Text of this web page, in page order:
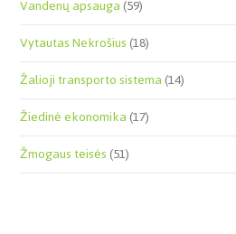
Vandenų apsauga(59)
Vytautas Nekrošius(18)
Žalioji transporto sistema(14)
Žiedinė ekonomika(17)
Žmogaus teisės(51)